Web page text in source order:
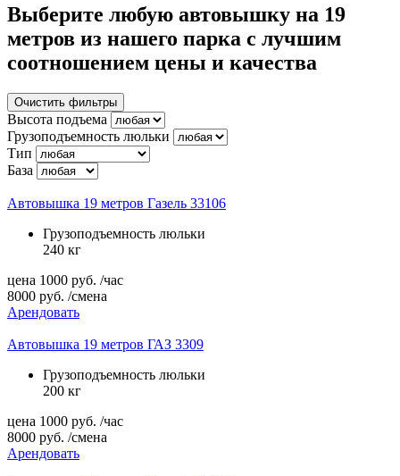
Выберите любую автовышку на 19
метров из нашего парка с лучшим
соотношением цены и качества
Очистить фильтры
Высота подъема
Грузоподъемность люльки
Тип
База
Автовышка 19 метров Газель 33106
Грузоподъемность люльки
240 кг
цена 1000 руб. /час
8000 руб. /смена
Арендовать
Автовышка 19 метров ГАЗ 3309
Грузоподъемность люльки
200 кг
цена 1000 руб. /час
8000 руб. /смена
Арендовать